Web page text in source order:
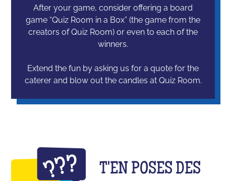
After your game, consider offering a board
game “Quiz Room in a Box” (the game from the
creators of Quiz Room) or even to each of the
winners.
Extend the fun by asking us for a quote for the
caterer and blow out the candles at Quiz Room.
T'EN POSES DES